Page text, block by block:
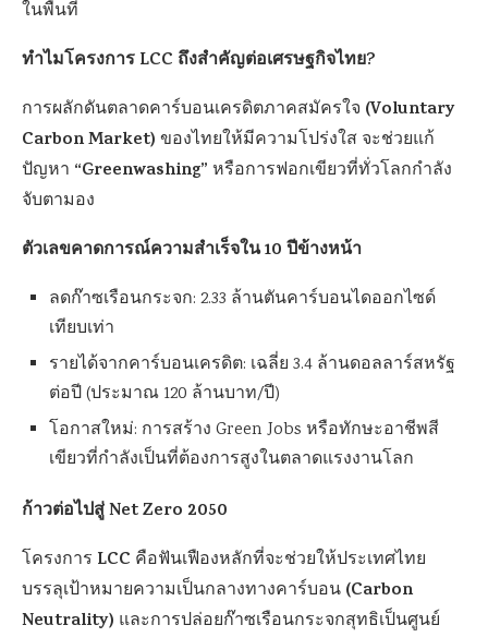
ในพื้นที่
ทำไมโครงการ LCC ถึงสำคัญต่อเศรษฐกิจไทย?
การผลักดันตลาดคาร์บอนเครดิตภาคสมัครใจ (Voluntary
Carbon Market) ของไทยให้มีความโปร่งใส จะช่วยแก้
ปัญหา “Greenwashing” หรือการฟอกเขียวที่ทั่วโลกกำลัง
จับตามอง
ตัวเลขคาดการณ์ความสำเร็จใน 10 ปีข้างหน้า
ลดก๊าซเรือนกระจก: 2.33 ล้านตันคาร์บอนไดออกไซด์
เทียบเท่า
รายได้จากคาร์บอนเครดิต: เฉลี่ย 3.4 ล้านดอลลาร์สหรัฐ
ต่อปี (ประมาณ 120 ล้านบาท/ปี)
โอกาสใหม่: การสร้าง Green Jobs หรือทักษะอาชีพสี
เขียวที่กำลังเป็นที่ต้องการสูงในตลาดแรงงานโลก
ก้าวต่อไปสู่ Net Zero 2050
โครงการ LCC คือฟันเฟืองหลักที่จะช่วยให้ประเทศไทย
บรรลุเป้าหมายความเป็นกลางทางคาร์บอน (Carbon
Neutrality) และการปล่อยก๊าซเรือนกระจกสุทธิเป็นศูนย์